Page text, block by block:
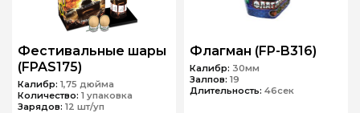
Фестивальные шары
(FPAS175)
Калибр: 1,75 дюйма
Количество: 1 упаковка
Зарядов: 12 шт/уп
Флагман (FP-B316)
Калибр: 30мм
Залпов: 19
Длительность: 46сек